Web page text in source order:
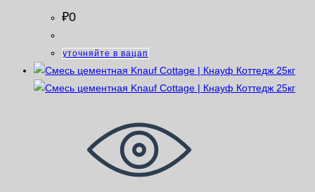
₽0
уточняйте в вацап